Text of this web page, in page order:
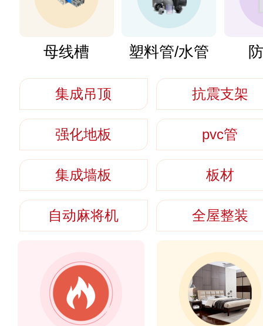
母线槽 塑料管/水管
集成吊顶 抗震支架
强化地板 pvc管
集成墙板 板材
自动麻将机 全屋整装